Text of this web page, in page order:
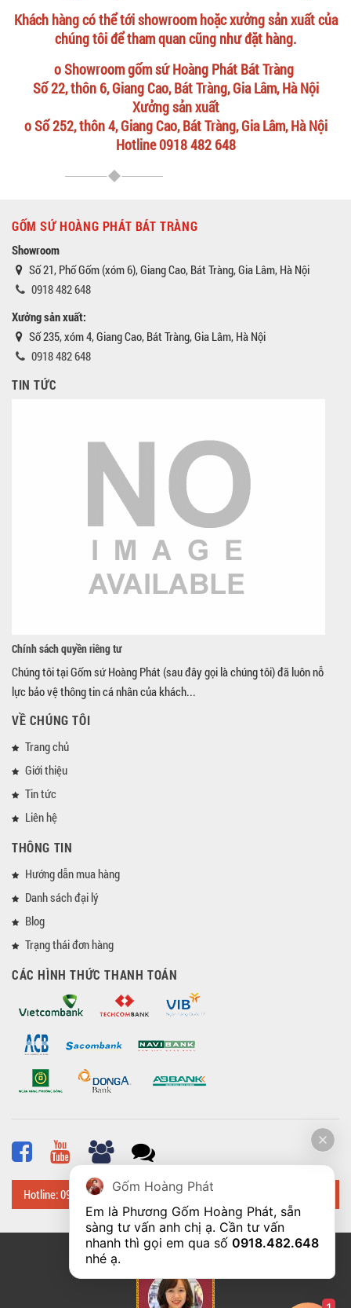
Khách hàng có thể tới showroom hoặc xưởng sản xuất của
chúng tôi để tham quan cũng như đặt hàng.
o Showroom gốm sứ Hoàng Phát Bát Tràng
Số 22, thôn 6, Giang Cao, Bát Tràng, Gia Lâm, Hà Nội
Xưởng sản xuất
o Số 252, thôn 4, Giang Cao, Bát Tràng, Gia Lâm, Hà Nội
Hotline 0918 482 648
GỐM SỨ HOÀNG PHÁT BÁT TRÀNG
Showroom
Số 21, Phố Gốm (xóm 6), Giang Cao, Bát Tràng, Gia Lâm, Hà Nội
0918 482 648
Xưởng sản xuất:
Số 235, xóm 4, Giang Cao, Bát Tràng, Gia Lâm, Hà Nội
0918 482 648
TIN TỨC
Chính sách quyền riêng tư
Chúng tôi tại Gốm sứ Hoàng Phát (sau đây gọi là chúng tôi) đã luôn nỗ
lực bảo vệ thông tin cá nhân của khách...
VỀ CHÚNG TÔI
Trang chủ
Giới thiệu
Tin tức
Liên hệ
THÔNG TIN
Hướng dẫn mua hàng
Danh sách đại lý
Blog
Trạng thái đơn hàng
CÁC HÌNH THỨC THANH TOÁN
Hotline: 0918 482 648
© Bản quyền thuộc về
Gốm Hoàng Phát
Em là Phương Gốm Hoàng Phát, sẵn
sàng tư vấn anh chị ạ. Cần tư vấn
nhanh thì gọi em qua số 0918.482.648
nhé ạ.